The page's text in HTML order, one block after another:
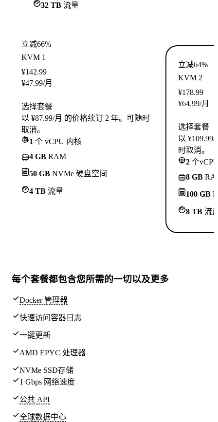
32 TB 流量
立减66%
KVM 1
¥142.99
¥47.99/月
选择套餐
以 ¥87.99/月 的价格续订 2 年。可随时
取消。
1 个 vCPU 内核
4 GB RAM
50 GB NVMe 硬盘空间
4 TB 流量
立减64%
KVM 2
¥178.99
¥64.99/月
选择套餐
以
时取消。
2 个
8 GB
100 GB
8 TB 流
每个套餐都包含您所需的一切以及更多
Docker 管理器
快速访问容器日志
一键更新
AMD EPYC 处理器
NVMe SSD存储
1 Gbps 网络速度
公共 API
全球数据中心